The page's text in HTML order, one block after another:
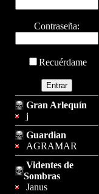
Contraseña:
Recuérdame
Gran Arlequín
j
Guardian
AGRAMAR
Videntes de
Sombras
Janus